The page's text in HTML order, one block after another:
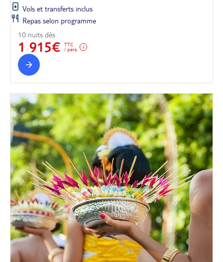
Vols et transferts inclus
Repas selon programme
10 nuits dès
1 915€
TTC
/ pers.